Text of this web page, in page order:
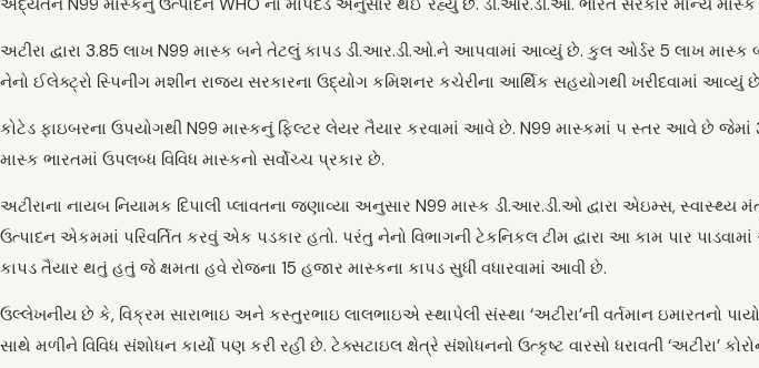
અદ્યતન N99 માસ્કનું ઉત્પાદન WHO ના માપદંડ અનુસાર થઈ રહ્યું છે. ડી.આર.ડી.ઓ. ભારત સરકાર માન્ય
અટીરા દ્વારા 3.85 લાખ N99 માસ્ક બને તેટલું કાપડ ડી.આર.ડી.ઓ.ને આપવામાં આવ્યું છે. કુલ ઓર્ડર 5 લાખ માસ્ક
નેનો ઈલેક્ટ્રો સ્પિનીંગ મશીન રાજ્ય સરકારના ઉદ્યોગ કમિશનર કચેરીના આર્થિક સહયોગથી ખરીદવામાં આવ્યું
કોટેડ ફાઇબરના ઉપયોગથી N99 માસ્કનું ફિલ્ટર લેયર તૈયાર કરવામાં આવે છે. N99 માસ્કમાં ૫ સ્તર આવે છે જેમાં
માસ્ક ભારતમાં ઉપલબ્ધ વિવિધ માસ્કનો સર્વોચ્ચ પ્રકાર છે.
અટીરાના નાયબ નિયામક દિપાલી પ્લાવતના જણાવ્યા અનુસાર N99 માસ્ક ડી.આર.ડી.ઓ દ્વારા એઇમ્સ, સ્વાસ્થ્ય
ઉત્પાદન એકમમાં પરિવર્તિત કરવું એક પડકાર હતો. પરંતુ નેનો વિભાગની ટેકનિકલ ટીમ દ્વારા આ કામ પાર
કાપડ તૈયાર થતું હતું જે ક્ષમતા હવે રોજના 15 હજાર માસ્કના કાપડ સુધી વધારવામાં આવી છે.
ઉલ્લેખનીય છે કે, વિક્રમ સારાભાઇ અને કસ્તુરભાઇ લાલભાઇએ સ્થાપેલી સંસ્થા ‘અટીરા’ની વર્તમાન ઇમારતનો
સાથે મળીને વિવિધ સંશોધન કાર્યો પણ કરી રહી છે. ટેક્સટાઇલ ક્ષેત્રે સંશોધનનો ઉત્કૃષ્ટ વારસો ધરાવતી